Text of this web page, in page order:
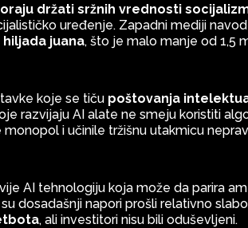
držati sržnih vrednosti
uređenje. Zapadni mediji
hiljada juana, što je malo manje od 1,5
koje se tiču poštovanja
razvijaju AI alate ne smeju koristiti
i učinile tržišnu utakmicu
AI tehnologiju koja može da parira
dosadašnji napori prošli relativno
, ali investitori nisu bili oduševljeni.